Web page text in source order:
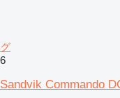
グ
6
Sandvik Commando